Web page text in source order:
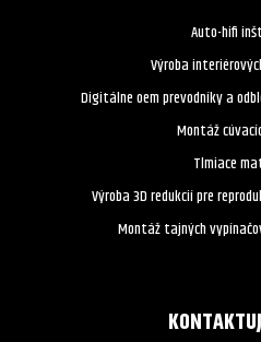
Auto-hifi
Výroba
Digitálne oem prevodníky a
Montáž
Tlmiace
Výroba 3D redukcií pre
Montáž tajných